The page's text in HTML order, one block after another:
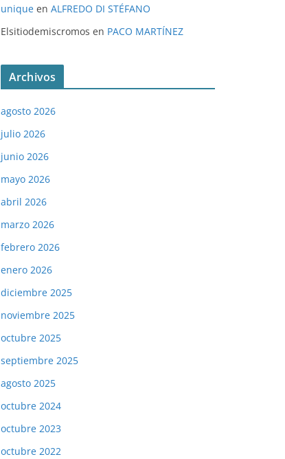
unique en ALFREDO DI STÉFANO
Elsitiodemiscromos en PACO MARTÍNEZ
Archivos
agosto 2026
julio 2026
junio 2026
mayo 2026
abril 2026
marzo 2026
febrero 2026
enero 2026
diciembre 2025
noviembre 2025
octubre 2025
septiembre 2025
agosto 2025
octubre 2024
octubre 2023
octubre 2022